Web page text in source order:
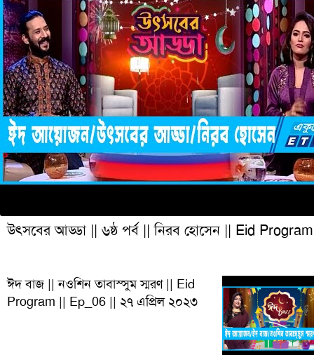
উৎসবের আড্ডা || ৬ষ্ঠ পর্ব || নিরব হোসেন || Eid Program
ঈদ বাজ || নওশিন তাবাস্সুম স্মরণ || Eid
Program || Ep_06 || ২৭ এপ্রিল ২০২৩